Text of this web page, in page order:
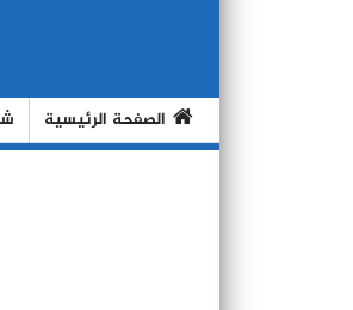
الصفحة الرئيسية